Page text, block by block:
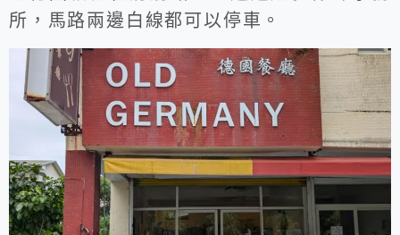
所，馬路兩邊白線都可以停車。